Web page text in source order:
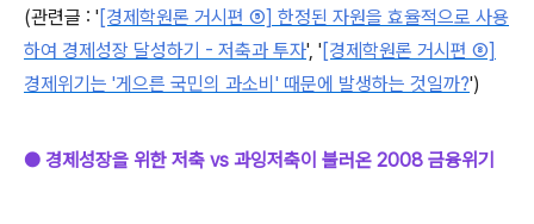
(관련글 : ' [경제학원론 거시편 ⑤] 한정된 자원을 효율적으로 사용
하여 경제성장 달성하기 - 저축과 투자', ' [경제학원론 거시편 ⑧]
경제위기는 '게으른 국민의 과소비' 때문에 발생하는 것일까?')
● 경제성장을 위한 저축 vs 과잉저축이 불러온 2008 금융위기